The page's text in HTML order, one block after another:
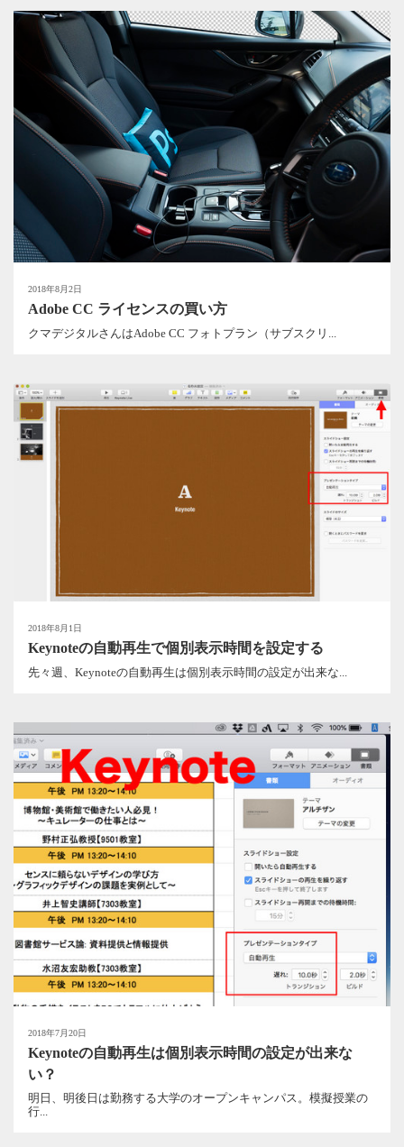
2018年8月2日
Adobe CC ライセンスの買い方
クマデジタルさんはAdobe CC フォトプラン（サブスクリ...
2018年8月1日
Keynoteの自動再生で個別表示時間を設定する
先々週、Keynoteの自動再生は個別表示時間の設定が出来な...
2018年7月20日
Keynoteの自動再生は個別表示時間の設定が出来な
い？
明日、明後日は勤務する大学のオープンキャンパス。模擬授業の
行...